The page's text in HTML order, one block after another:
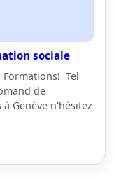
sociale
Formations! Tel
de
Genève n'hésitez